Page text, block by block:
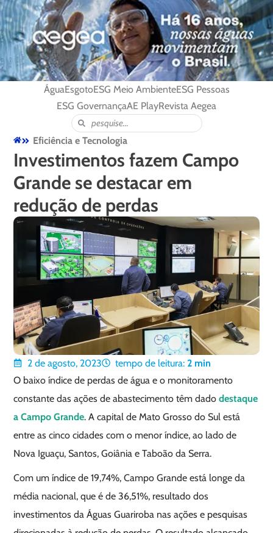
ÁguaEsgotoESG Meio AmbienteESG Pessoas
ESG GovernançaAE PlayRevista Aegea
Eficiência e Tecnologia
Investimentos fazem Campo
Grande se destacar em
redução de perdas
2 de agosto, 2023 tempo de leitura: 2 min
O baixo índice de perdas de água e o monitoramento
constante das ações de abastecimento têm dadodestaque
a Campo Grande. A capital de Mato Grosso do Sul está
entre as cinco cidades com o menor índice, ao lado de
Nova Iguaçu, Santos, Goiânia e Taboão da Serra.
Com um índice de 19,74%, Campo Grande está longe da
média nacional, que é de 36,51%, resultado dos
investimentos da Águas Guariroba nas ações e pesquisas